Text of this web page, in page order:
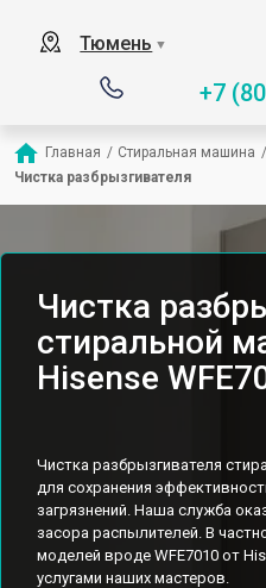
Тюмень ▼
+7
Главная / Стиральная машина /
Чистка разбрызгивателя
Чистка
стиральной
Hisense
Чистка разбрызгивателя
для сохранения
загрязнений. Наша служба
засора распылителей. В
моделей вроде WFE7010 от
услугами наших мастеров.